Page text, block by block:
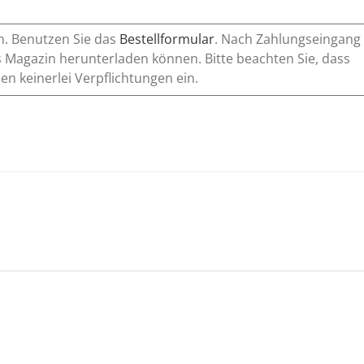
Benutzen Sie das Bestellformular. Nach Zahlungseingang
herunterladen können. Bitte beachten Sie, dass
keinerlei Verpflichtungen ein.